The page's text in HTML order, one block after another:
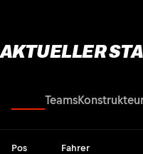
AKTUELLER
Teams
Pos Fahrer